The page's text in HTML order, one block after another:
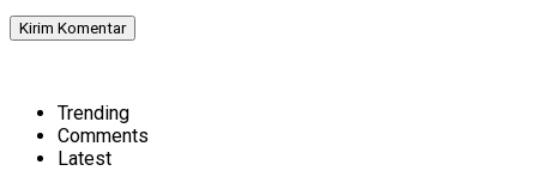
Trending
Comments
Latest